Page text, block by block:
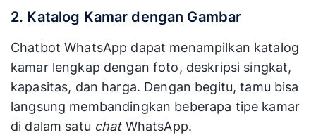
2. Katalog Kamar dengan Gambar
Chatbot WhatsApp dapat menampilkan katalog
kamar lengkap dengan foto, deskripsi singkat,
kapasitas, dan harga. Dengan begitu, tamu bisa
langsung membandingkan beberapa tipe kamar
di dalam satu chatWhatsApp.